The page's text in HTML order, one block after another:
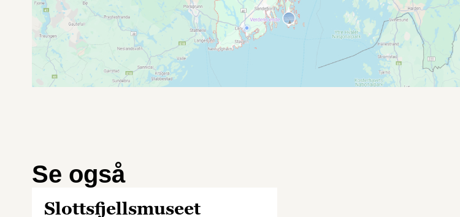
Se også
Slottsfjellsmuseet